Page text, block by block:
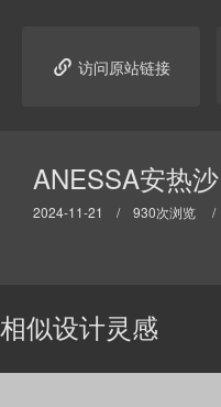
 访问原站链接
ANESSA安热
2024-11-21 / 930次浏览 /
相似设计灵感